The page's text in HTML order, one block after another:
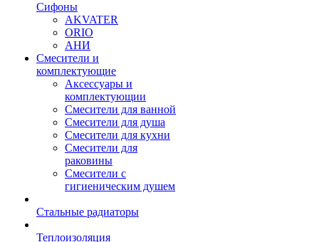
Сифоны
AKVATER
ORIO
АНИ
Смесители и
комплектующие
Аксессуары и
комплектующии
Смесители для ванной
Смесители для душа
Смесители для кухни
Смесители для
раковины
Смесители с
гигиеническим душем
Стальные радиаторы
Теплоизоляция